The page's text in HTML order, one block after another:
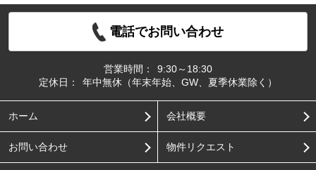
電話でお問い合わせ
営業時間：
9:30～18:30
定休日：
年中無休（年末年始、GW、夏季休業除く）
ホーム 会社概要
お問い合わせ 物件リクエスト